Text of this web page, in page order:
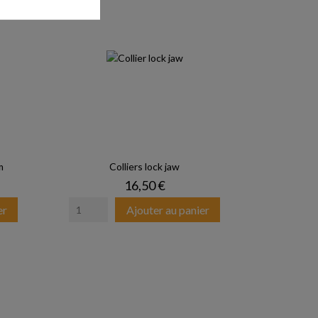
Colliers lock jaw
Prix
16,50 €
Ajouter au panier